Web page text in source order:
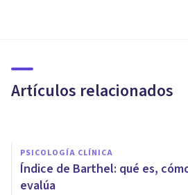
Artículos relacionados
usos
PSICOLOGÍA CLÍNICA
Índice de Barthel: qué es,
evalúa